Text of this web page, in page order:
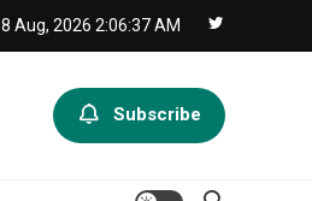
Aug, 2026 2:06:37 AM
Subscribe